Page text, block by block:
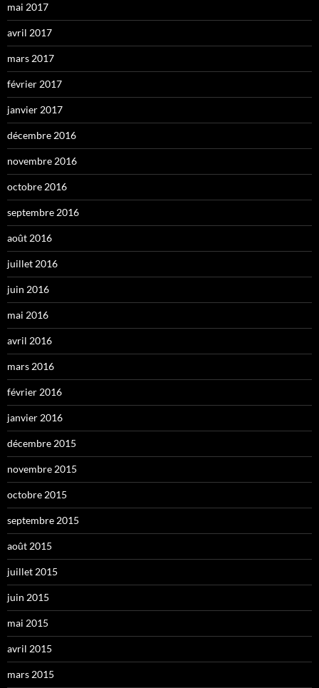
mai 2017
avril 2017
mars 2017
février 2017
janvier 2017
décembre 2016
novembre 2016
octobre 2016
septembre 2016
août 2016
juillet 2016
juin 2016
mai 2016
avril 2016
mars 2016
février 2016
janvier 2016
décembre 2015
novembre 2015
octobre 2015
septembre 2015
août 2015
juillet 2015
juin 2015
mai 2015
avril 2015
mars 2015